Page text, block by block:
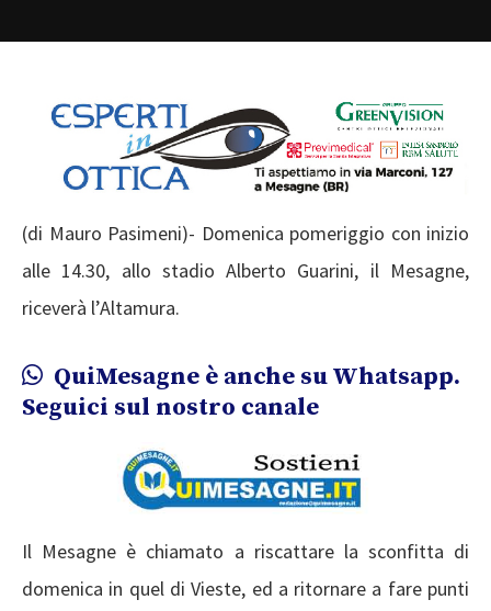
(di Mauro Pasimeni)- Domenica pomeriggio con inizio
alle 14.30, allo stadio Alberto Guarini, il Mesagne,
riceverà l’Altamura.
QuiMesagne è anche su Whatsapp.
Seguici sul nostro canale
Il Mesagne è chiamato a riscattare la sconfitta di
domenica in quel di Vieste, ed a ritornare a fare punti